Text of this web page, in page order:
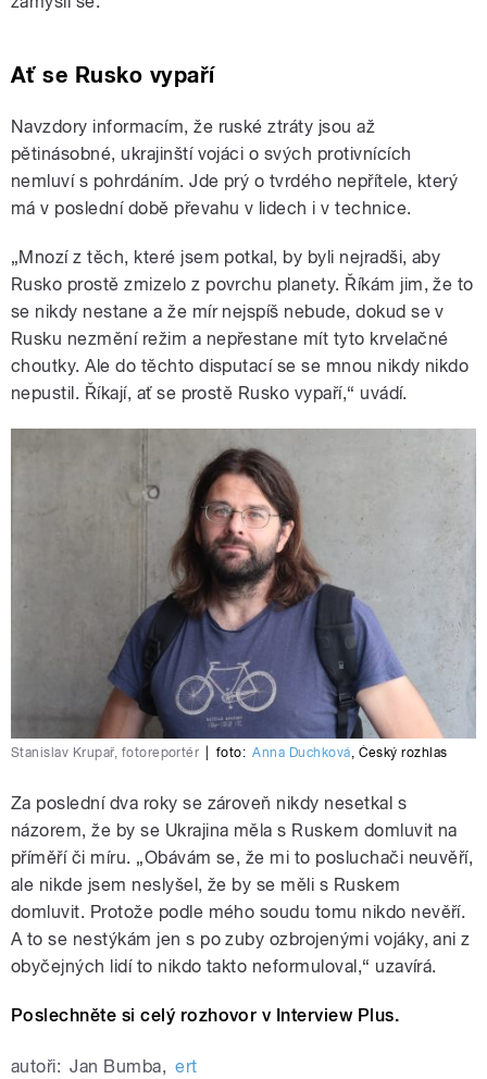
Ať se Rusko vypaří
Navzdory informacím, že ruské ztráty jsou až
pětinásobné, ukrajinští vojáci o svých protivnících
nemluví s pohrdáním. Jde prý o tvrdého nepřítele, který
má v poslední době převahu v lidech i v technice.
„Mnozí z těch, které jsem potkal, by byli nejradši, aby
Rusko prostě zmizelo z povrchu planety. Říkám jim, že to
se nikdy nestane a že mír nejspíš nebude, dokud se v
Rusku nezmění režim a nepřestane mít tyto krvelačné
choutky. Ale do těchto disputací se se mnou nikdy nikdo
nepustil. Říkají, ať se prostě Rusko vypaří,“ uvádí.
Stanislav Krupař, fotoreportér foto: Anna Duchková, Český rozhlas
Za poslední dva roky se zároveň nikdy nesetkal s
názorem, že by se Ukrajina měla s Ruskem domluvit na
příměří či míru. „Obávám se, že mi to posluchači neuvěří,
ale nikde jsem neslyšel, že by se měli s Ruskem
domluvit. Protože podle mého soudu tomu nikdo nevěří.
A to se nestýkám jen s po zuby ozbrojenými vojáky, ani z
obyčejných lidí to nikdo takto neformuloval,“ uzavírá.
Poslechněte si celý rozhovor v Interview Plus.
autoři: Jan Bumba, ert